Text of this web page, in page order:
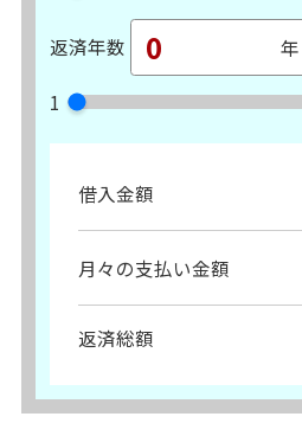
返済年数
1
借入金額
月々の支払い金額
返済総額